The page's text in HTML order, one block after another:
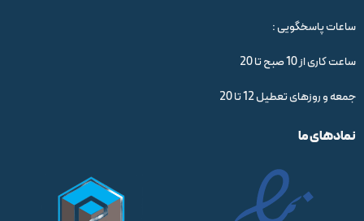
ساعات پاسخگویی :
ساعت کاری از 10 صبح تا 20
جمعه و روزهای تعطیل 12 تا 20
نمادهای ما